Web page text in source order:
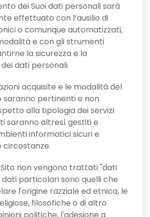
dei Suoi dati personali sarà
effettuato con l’ausilio di
o comunque automatizzati,
e con gli strumenti
la sicurezza e la
dati personali.
acquisite e le modalità del
pertinenti e non
alla tipologia dei servizi
saranno altresì gestiti e
informatici sicuri e
circostanze.
Sito non vengono trattati "dati
particolari sono quelli che
l'origine razziale ed etnica, le
filosofiche o di altro